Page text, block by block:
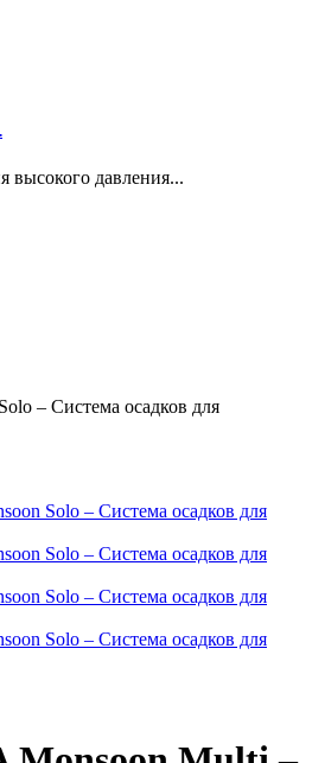
высокого давления...